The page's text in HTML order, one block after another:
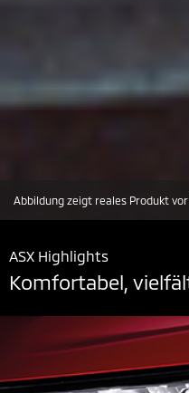
Abbildung zeigt reales Produkt
ASX Highlights
Komfortabel,